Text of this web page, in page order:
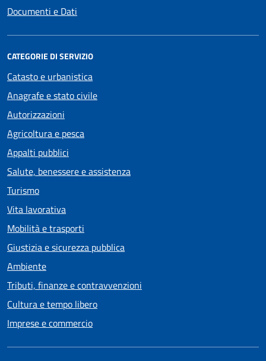
Documenti e Dati
CATEGORIE DI SERVIZIO
Catasto e urbanistica
Anagrafe e stato civile
Autorizzazioni
Agricoltura e pesca
Appalti pubblici
Salute, benessere e assistenza
Turismo
Vita lavorativa
Mobilità e trasporti
Giustizia e sicurezza pubblica
Ambiente
Tributi, finanze e contravvenzioni
Cultura e tempo libero
Imprese e commercio